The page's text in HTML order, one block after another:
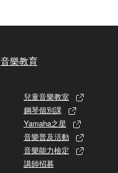
音樂教育
兒童音樂教室
鋼琴個別課
Yamaha之星
音樂普及活動
音樂能力檢定
講師招募